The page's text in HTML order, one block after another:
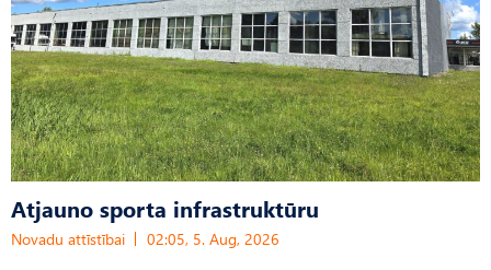
Atjauno sporta infrastruktūru
Novadu attīstībai 02:05, 5. Aug, 2026